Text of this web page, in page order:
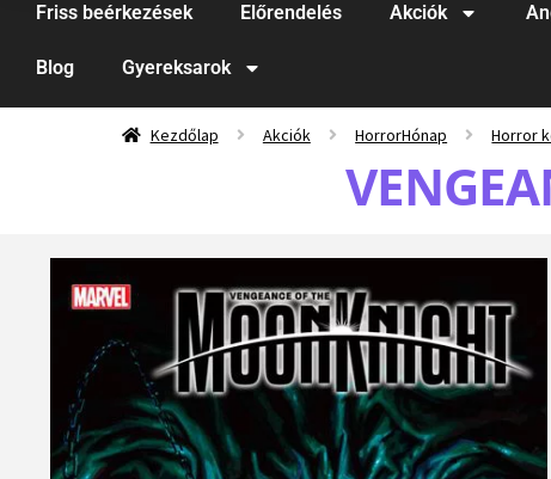
Friss beérkezések Előrendelés Akciók
Blog Gyereksarok
Kezdőlap Akciók HorrorHónap Horror